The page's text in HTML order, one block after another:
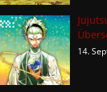
14.